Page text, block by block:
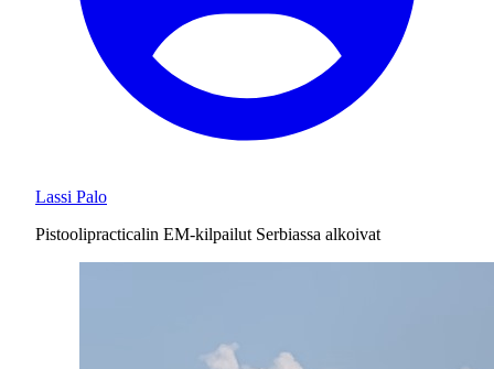
Lassi Palo
Pistoolipracticalin EM-kilpailut Serbiassa alkoivat